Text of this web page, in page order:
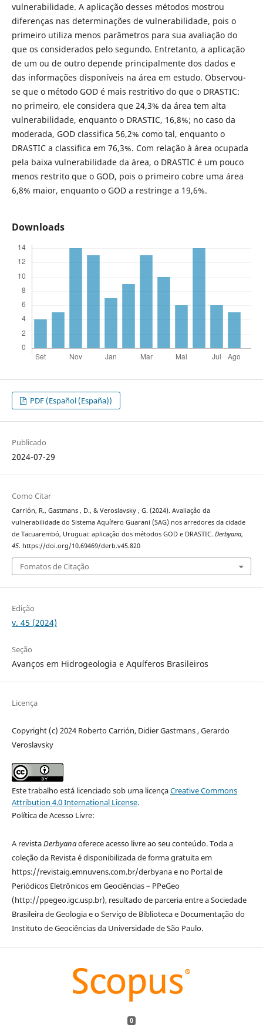
vulnerabilidade. A aplicação desses métodos mostrou
diferenças nas determinações de vulnerabilidade, pois o
primeiro utiliza menos parâmetros para sua avaliação do
que os considerados pelo segundo. Entretanto, a aplicação
de um ou de outro depende principalmente dos dados e
das informações disponíveis na área em estudo. Observou-
se que o método GOD é mais restritivo do que o DRASTIC:
no primeiro, ele considera que 24,3% da área tem alta
vulnerabilidade, enquanto o DRASTIC, 16,8%; no caso da
moderada, GOD classifica 56,2% como tal, enquanto o
DRASTIC a classifica em 76,3%. Com relação à área ocupada
pela baixa vulnerabilidade da área, o DRASTIC é um pouco
menos restrito que o GOD, pois o primeiro cobre uma área
6,8% maior, enquanto o GOD a restringe a 19,6%.
Downloads
PDF (Español (España))
Publicado
2024-07-29
Como Citar
Carrión, R., Gastmans , D., & Veroslavsky , G. (2024). Avaliação da
vulnerabilidade do Sistema Aquífero Guarani (SAG) nos arredores da cidade
de Tacuarembó, Uruguai: aplicação dos métodos GOD e DRASTIC. Derbyana,
45. https://doi.org/10.69469/derb.v45.820
Fomatos de Citação
Edição
v. 45 (2024)
Seção
Avanços em Hidrogeologia e Aquíferos Brasileiros
Licença
Copyright (c) 2024 Roberto Carrión, Didier Gastmans , Gerardo
Veroslavsky
Este trabalho está licenciado sob uma licençaCreative Commons
Attribution 4.0 International License.
Política de Acesso Livre:
A revistaDerbyanaoferece acesso livre ao seu conteúdo. Toda a
coleção da Revista é disponibilizada de forma gratuita em
https://revistaig.emnuvens.com.br/derbyana e no Portal de
Periódicos Eletrônicos em Geociências – PPeGeo
(http://ppegeo.igc.usp.br), resultado de parceria entre a Sociedade
Brasileira de Geologia e o Serviço de Biblioteca e Documentação do
Instituto de Geociências da Universidade de São Paulo.
0